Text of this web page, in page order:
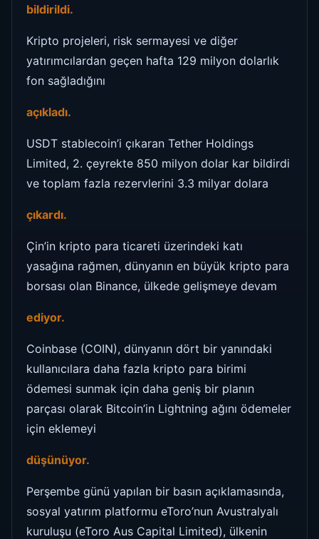
bildirildi.
Kripto projeleri, risk sermayesi ve diğer
yatırımcılardan geçen hafta 129 milyon dolarlık
fon sağladığını
açıkladı.
USDT stablecoin’i çıkaran Tether Holdings
Limited, 2. çeyrekte 850 milyon dolar kar bildirdi
ve toplam fazla rezervlerini 3.3 milyar dolara
çıkardı.
Çin’in kripto para ticareti üzerindeki katı
yasağına rağmen, dünyanın en büyük kripto para
borsası olan Binance, ülkede gelişmeye devam
ediyor.
Coinbase (COIN), dünyanın dört bir yanındaki
kullanıcılara daha fazla kripto para birimi
ödemesi sunmak için daha geniş bir planın
parçası olarak Bitcoin’in Lightning ağını ödemeler
için eklemeyi
düşünüyor.
Perşembe günü yapılan bir basın açıklamasında,
sosyal yatırım platformu eToro’nun Avustralyalı
kuruluşu (eToro Aus Capital Limited), ülkenin